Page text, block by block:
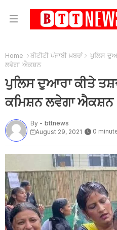
Home ਬੀਟੀਟੀ ਪੰਜਾਬੀ ਖ਼ਬਰਾਂ
ਪੁਲਿਸ
ਲਵੇਗਾ ਐਕਸ਼ਨ
ਪੁਲਿਸ ਦੁਆਰਾ ਕੀਤੇ
ਕਮਿਸ਼ਨ ਲਵੇਗਾ ਐਕਸ਼ਨ
By - bttnews
August 29, 2021
0